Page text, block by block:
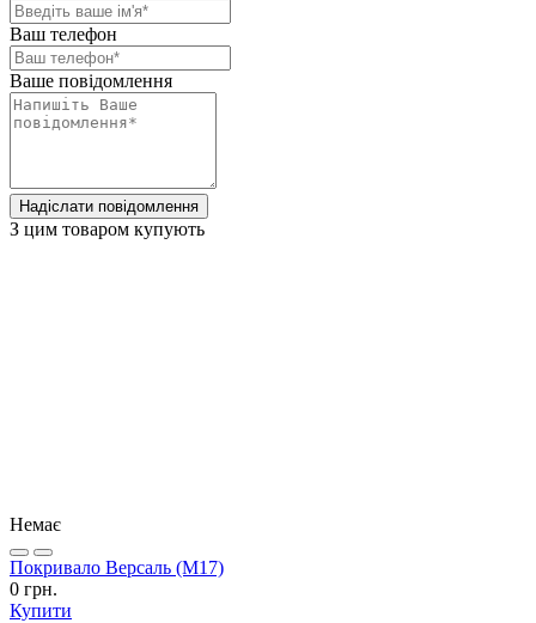
Ваш телефон
Ваше повідомлення
Надіслати повідомлення
З цим товаром купують
Немає
Покривало Версаль (М17)
0 грн.
Купити